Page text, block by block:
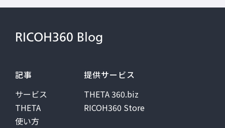
RICOH360 Blog
記事
サービス
THETA
使い方
提供サービス
THETA 360.biz
RICOH360 Store